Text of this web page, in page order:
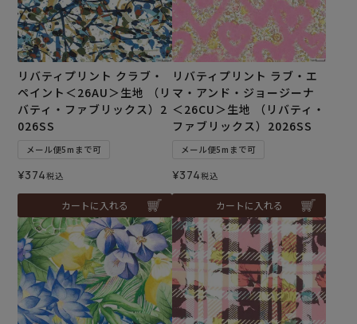
リバティプリント クラブ・
ペイント＜26AU＞生地 （リ
バティ・ファブリックス）2
026SS
メール便5mまで可
¥374税込
カートに入れる
リバティプリント ラブ・エ
マ・アンド・ジョージーナ
＜26CU＞生地 （リバティ・
ファブリックス）2026SS
メール便5mまで可
¥374税込
カートに入れる